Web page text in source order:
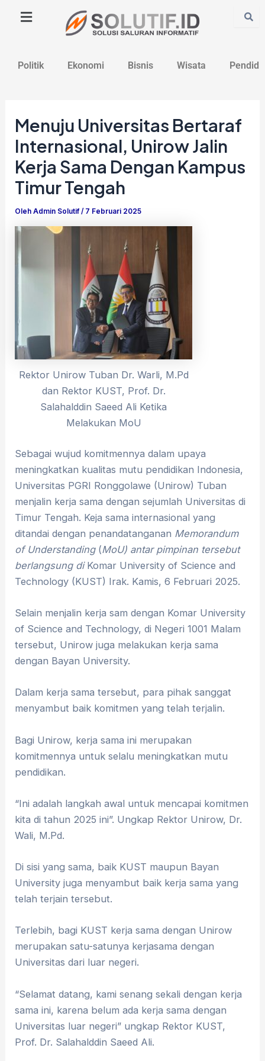
Politik Ekonomi Bisnis Wisata
Menuju Universitas Bertaraf
Internasional, Unirow Jalin
Kerja Sama Dengan Kampus
Timur Tengah
OlehAdmin Solutif/ 7 Februari 2025
Rektor Unirow Tuban Dr. Warli, M.Pd
dan Rektor KUST, Prof. Dr.
Salahalddin Saeed Ali Ketika
Melakukan MoU
Sebagai wujud komitmennya dalam upaya
meningkatkan kualitas mutu pendidikan Indonesia,
Universitas PGRI Ronggolawe (Unirow) Tuban
menjalin kerja sama dengan sejumlah Universitas di
Timur Tengah. Keja sama internasional yang
ditandai dengan penandatanganan Memorandum
of Understanding(MoU) antar pimpinan tersebut
berlangsung di Komar University of Science and
Technology (KUST) Irak. Kamis, 6 Februari 2025.
Selain menjalin kerja sam dengan Komar University
of Science and Technology, di Negeri 1001 Malam
tersebut, Unirow juga melakukan kerja sama
dengan Bayan University.
Dalam kerja sama tersebut, para pihak sanggat
menyambut baik komitmen yang telah terjalin.
Bagi Unirow, kerja sama ini merupakan
komitmennya untuk selalu meningkatkan mutu
pendidikan.
“Ini adalah langkah awal untuk mencapai komitmen
kita di tahun 2025 ini”. Ungkap Rektor Unirow, Dr.
Wali, M.Pd.
Di sisi yang sama, baik KUST maupun Bayan
University juga menyambut baik kerja sama yang
telah terjain tersebut.
Terlebih, bagi KUST kerja sama dengan Unirow
merupakan satu-satunya kerjasama dengan
Universitas dari luar negeri.
“Selamat datang, kami senang sekali dengan kerja
sama ini, karena belum ada kerja sama dengan
Universitas luar negeri” ungkap Rektor KUST,
Prof. Dr. Salahalddin Saeed Ali.
navigation